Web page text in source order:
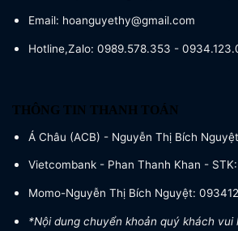
Email: hoanguyethy@gmail.com
Hotline,Zalo: 0989.578.353 -
THÔNG TIN THANH TOÁN
Á Châu (ACB) - Nguyễn Thị Bích
Vietcombank - Phan Thanh Khan -
Momo-Nguyễn Thị Bích Nguyệt:
*Nội dung chuyển khoản quý khách vui